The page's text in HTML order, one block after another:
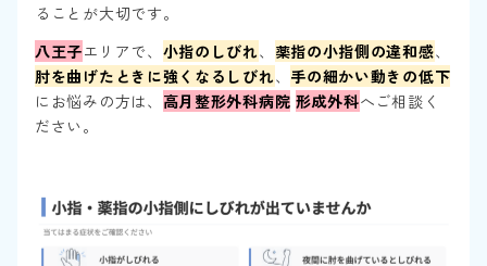
ることが大切です。
八王子エリアで、 小指のしびれ、 薬指の小指側の違和感、
肘を曲げたときに強くなるしびれ、 手の細かい動きの低下
にお悩みの方は、 高月整形外科病院 形成外科へご相談く
ださい。